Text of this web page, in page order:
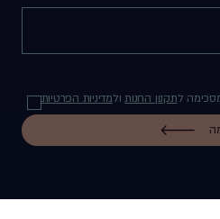
לתקנון החנותולמדיניות הפרטיות